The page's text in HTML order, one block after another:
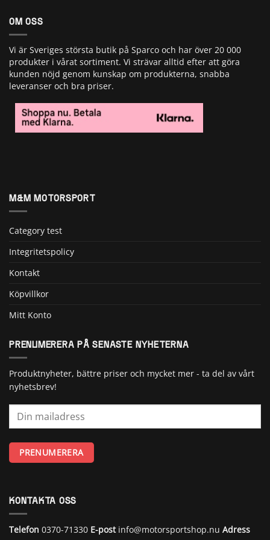
OM OSS
Vi är Sveriges största butik på Sparco och har över 20 000
produkter i vårat sortiment. Vi strävar alltid efter att göra
kunden nöjd genom kunskap om produkterna, snabba
leveranser och bra priser.
M&M MOTORSPORT
Category test
Integritetspolicy
Kontakt
Köpvillkor
Mitt Konto
PRENUMERERA PÅ SENASTE NYHETERNA
Produktnyheter, bättre priser och mycket mer - ta del av vårt
nyhetsbrev!
KONTAKTA OSS
Telefon 0370-71330 E-postinfo@motorsportshop.nu Adress